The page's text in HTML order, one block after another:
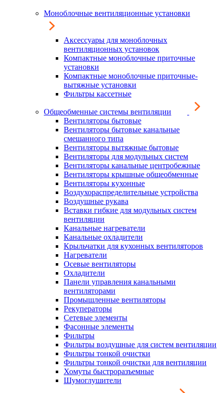
Моноблочные вентиляционные установки
Аксессуары для моноблочных
вентиляционных установок
Компактные моноблочные приточные
установки
Компактные моноблочные приточные-
вытяжные установки
Фильтры кассетные
Общеобменные системы вентиляции
Вентиляторы бытовые
Вентиляторы бытовые канальные
смешанного типа
Вентиляторы вытяжные бытовые
Вентиляторы для модульных систем
Вентиляторы канальные центробежные
Вентиляторы крышные общеобменные
Вентиляторы кухонные
Воздухораспределительные устройства
Воздушные рукава
Вставки гибкие для модульных систем
вентиляции
Канальные нагреватели
Канальные охладители
Крыльчатки для кухонных вентиляторов
Нагреватели
Осевые вентиляторы
Охладители
Панели управления канальными
вентиляторами
Промышленные вентиляторы
Рекуператоры
Сетевые элементы
Фасонные элементы
Фильтры
Фильтры воздушные для систем вентиляции
Фильтры тонкой очистки
Фильтры тонкой очистки для вентиляции
Хомуты быстроразъемные
Шумоглушители